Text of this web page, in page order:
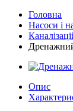
Головна
Насоси і
Опис